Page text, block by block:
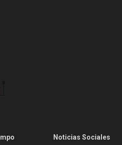
Noticias Sociales